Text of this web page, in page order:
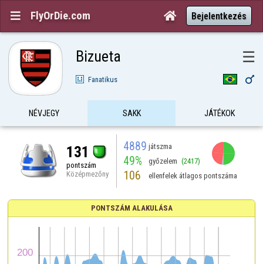
 FlyOrDie.com  Bejelentkezés
Bizueta ☰
Fanatikus 
NÉVJEGY SAKK JÁTÉKOK
131
pontszám
Középmezőny
4889 játszma
49% győzelem (2417)
106 ellenfelek átlagos pontszáma
PONTSZÁM ALAKULÁSA